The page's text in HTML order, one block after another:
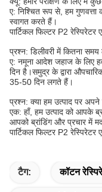
ए: निश्चित रूप से, हम
स्वागत करते हैं।
पार्टिकल फिल्टर P2
प्रश्न: डिलीवरी में कितना समय
ए: नमूना आदेश जहाज के लिए
दिन है।समुद्र के द्वारा
35-50 दिन लगते हैं।
प्रश्न: क्या हम उत्पाद पर
एक: हाँ, हम उत्पाद को आपके
आपको ब्रांडिंग और प्रचार में
पार्टिकल फिल्टर P2
टैग: कॉटन